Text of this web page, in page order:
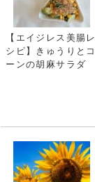
【エイジレス美腸レ
シピ】きゅうりとコ
ーンの胡麻サラダ